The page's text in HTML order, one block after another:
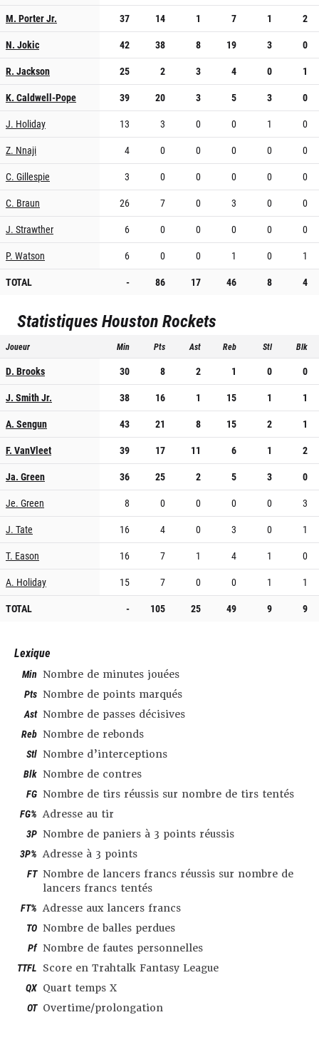
M. Porter Jr.
37 14 1 7 1
2
N. Jokic
42 38 8 19 3
0
R. Jackson
25 2 3 4 0
1
K. Caldwell-Pope
39 20 3 5 3
0
J. Holiday
13 3 0 0 1
0
Z. Nnaji
4 0 0 0 0
0
C. Gillespie
3 0 0 0 0
0
C. Braun
26 7 0 3 0
0
J. Strawther
6 0 0 0 0
0
P. Watson
6 0 0 1 0
1
TOTAL
- 86 17 46 8 4
StatistiquesHouston Rockets
Joueur Min Pts Ast Reb Stl Blk
D. Brooks 30 8 2 1 0
0
J. Smith Jr.
38 16 1 15 1
1
A. Sengun
43 21 8 15 2
1
F. VanVleet
39 17 11 6 1
2
Ja. Green
36 25 2 5 3
0
Je. Green
8 0 0 0 0
3
J. Tate
16 4 0 3 0
1
T. Eason
16 7 1 4 1
0
A. Holiday
15 7 0 0 1
1
TOTAL
- 105 25 49 9 9
Lexique
Min Nombre de minutes jouées
Pts Nombre de points marqués
Ast Nombre de passes décisives
Reb Nombre de rebonds
Stl Nombre d’interceptions
Blk Nombre de contres
FG Nombre de tirs réussis sur nombre de tirs tentés
FG% Adresse au tir
3P Nombre de paniers à 3 points réussis
3P% Adresse à 3 points
FT Nombre de lancers francs réussis sur nombre de
lancers francs tentés
FT% Adresse aux lancers francs
TO Nombre de balles perdues
Pf Nombre de fautes personnelles
TTFL Score en Trahtalk Fantasy League
QX Quart temps X
OT Overtime/prolongation